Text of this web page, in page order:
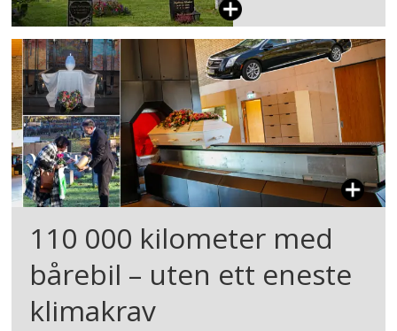
110 000 kilometer med
bårebil – uten ett eneste
klimakrav